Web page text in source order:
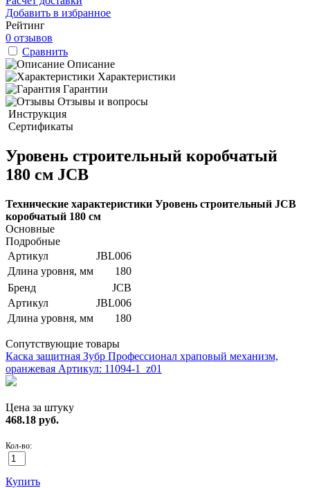
Добавить в избранное
Рейтинг
0 отзывов
Сравнить
Описание
Характеристики
Гарантии
Отзывы и вопросы
Инструкция
Сертификаты
Уровень строительный коробчатый
180 см JCB
Технические характеристики Уровень строительный JCB
коробчатый 180 см
Основные
Подробные
Артикул
JBL006
Длина уровня, мм
180
Бренд
JCB
Артикул
JBL006
Длина уровня, мм
180
Сопутствующие товары
Каска защитная Зубр Профессионал храповый механизм,
оранжевая Артикул: 11094-1_z01
Цена за штуку
468.18 руб.
Кол-во:
Купить